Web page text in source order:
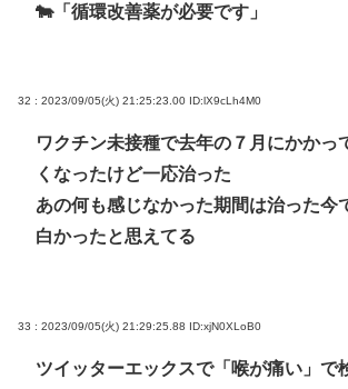
🐄「循環改善薬が必要です」
32 : 2023/09/05(火) 21:25:23.00 ID:lX9cLh4M0
ワクチン未接種で去年の７月にかかっ
くなったけど一応治った
あの何も感じなかった期間は治った今
白かったと思えてる
33 : 2023/09/05(火) 21:29:25.88 ID:xjN0XLoB0
ツイッターエックスで「喉が痛い」で